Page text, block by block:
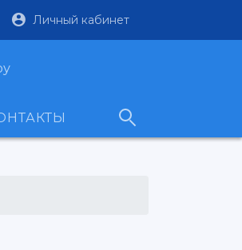
Личный кабинет